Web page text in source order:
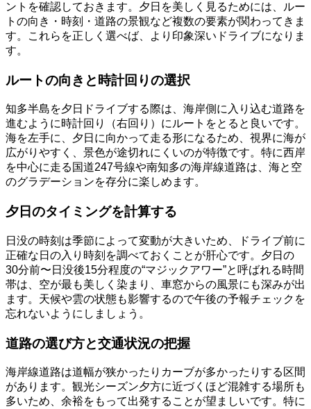
ントを確認しておきます。夕日を美しく見るためには、ルー
トの向き・時刻・道路の景観など複数の要素が関わってきま
す。これらを正しく選べば、より印象深いドライブになりま
す。
ルートの向きと時計回りの選択
知多半島を夕日ドライブする際は、海岸側に入り込む道路を
進むように時計回り（右回り）にルートをとると良いです。
海を左手に、夕日に向かって走る形になるため、視界に海が
広がりやすく、景色が途切れにくいのが特徴です。特に西岸
を中心に走る国道247号線や南知多の海岸線道路は、海と空
のグラデーションを存分に楽しめます。
夕日のタイミングを計算する
日没の時刻は季節によって変動が大きいため、ドライブ前に
正確な日の入り時刻を調べておくことが肝心です。夕日の
30分前〜日没後15分程度の“マジックアワー”と呼ばれる時間
帯は、空が最も美しく染まり、車窓からの風景にも深みが出
ます。天候や雲の状態も影響するので午後の予報チェックを
忘れないようにしましょう。
道路の選び方と交通状況の把握
海岸線道路は道幅が狭かったりカーブが多かったりする区間
があります。観光シーズン夕方に近づくほど混雑する場所も
多いため、余裕をもって出発することが望ましいです。特に